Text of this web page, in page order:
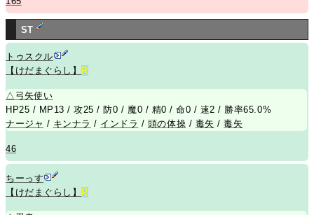
ST
トゥスクル
【けだまぐらし】
R
△ 弓矢使い
HP25 / MP13 / 攻25 / 防0 / 魔0 / 精0 / 命0 / 速2 / 勝率65.0%
ナージャ / キンナラ / インドラ / 頭の体操 / 毒矢 /毒矢
46
ちーっす
【けだまぐらし】
R